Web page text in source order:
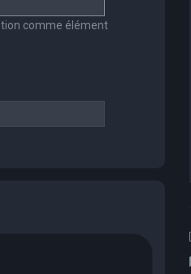
comme élément